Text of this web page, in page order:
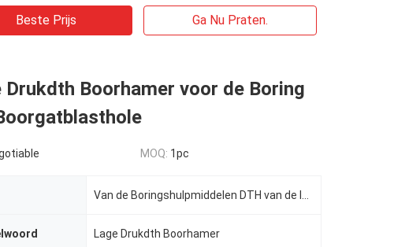
Beste Prijs Ga Nu Praten.
Drukdth Boorhamer voor de Boring
MOQ: 1pc
Lage Drukdth Boorhamer